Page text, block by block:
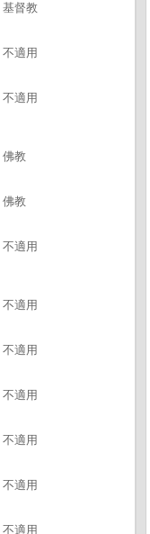
基督教
不適用
不適用
佛教
佛教
不適用
不適用
不適用
不適用
不適用
不適用
不適用